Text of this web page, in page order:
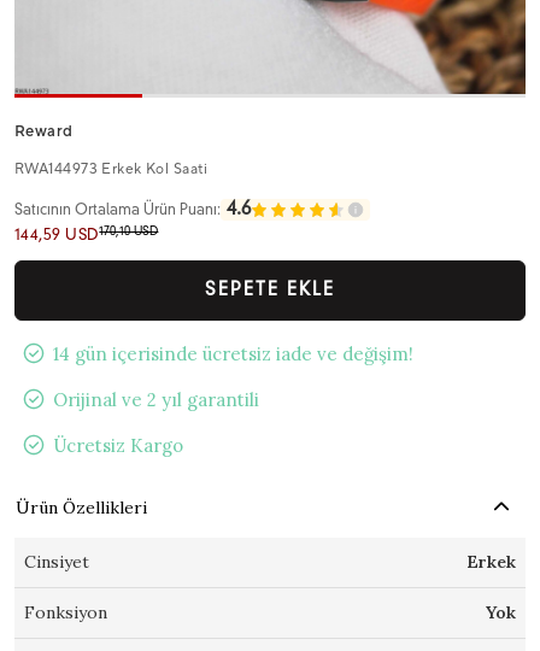
Reward
RWA144973 Erkek Kol Saati
Satıcının Ortalama Ürün Puanı: 4.6
144,59 USD170,10 USD
SEPETE EKLE
14 gün içerisinde ücretsiz iade ve değişim!
Orijinal ve 2 yıl garantili
Ücretsiz Kargo
Ürün Özellikleri
Cinsiyet Erkek
Fonksiyon Yok